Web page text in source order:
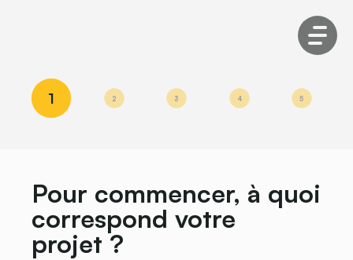
1 2 3 4 5
Pour commencer, à quoi
correspond votre
projet ?